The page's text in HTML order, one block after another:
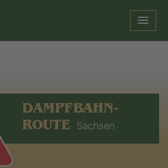
DAMPFBAHN-
ROUTE Sachsen